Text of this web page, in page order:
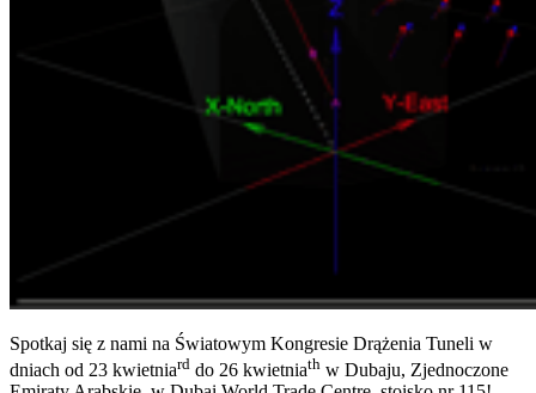
Spotkaj się z nami na Światowym Kongresie Drążenia Tuneli w
dniach od 23 kwietniard do 26 kwietniath w Dubaju, Zjednoczone